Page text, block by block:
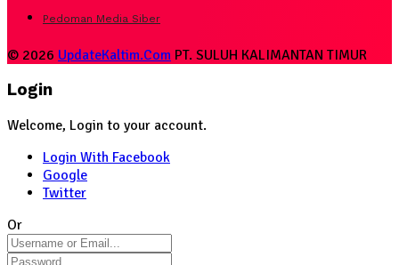
Pedoman Media Siber
© 2026 UpdateKaltim.Com PT. SULUH KALIMANTAN TIMUR
Login
Welcome, Login to your account.
Login With Facebook
Google
Twitter
Or